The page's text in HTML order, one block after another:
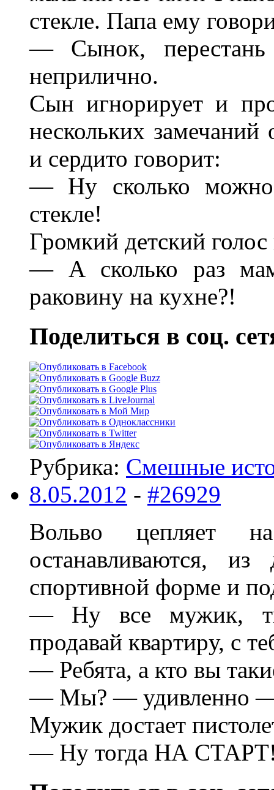
стекле. Папа ему
— Сынок,
неприлично.
Сын игнорирует и
нескольких
и сердито говорит:
— Ну сколько можно
стекле!
Громкий детский голос
— А сколько раз
раковину на кухне?!
Поделиться в соц.
Рубрика: Смешные
8.05.2012 - #26929
Вольво цепляет
останавливаются,
споpтивной фоpме и
— Hу все мужик,
пpодавай кваpтиpу, с
— Ребята, а кто вы
— Мы? — удивленно
Мужик достает
— Hу тогда HА